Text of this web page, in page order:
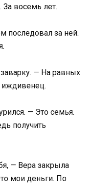
За восемь лет.
последовал за ней.
— На равных
иждивенец.
— Это семья.
получить
— Вера закрыла
мои деньги. По